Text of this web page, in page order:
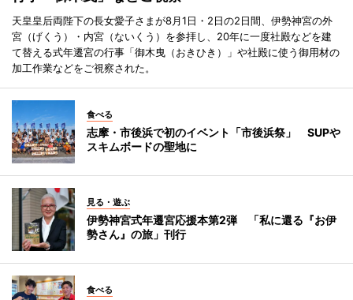
天皇皇后両陛下の長女愛子さまが8月1日・2日の2日間、伊勢神宮の外
宮（げくう）・内宮（ないくう）を参拝し、20年に一度社殿などを建
て替える式年遷宮の行事「御木曳（おきひき）」や社殿に使う御用材の
加工作業などをご視察された。
食べる
志摩・市後浜で初のイベント「市後浜祭」 SUPや
スキムボードの聖地に
見る・遊ぶ
伊勢神宮式年遷宮応援本第2弾 「私に還る『お伊
勢さん』の旅」刊行
食べる